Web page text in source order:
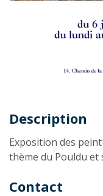
Description
Description
Exposition des
thème du Pouldu et
Contact